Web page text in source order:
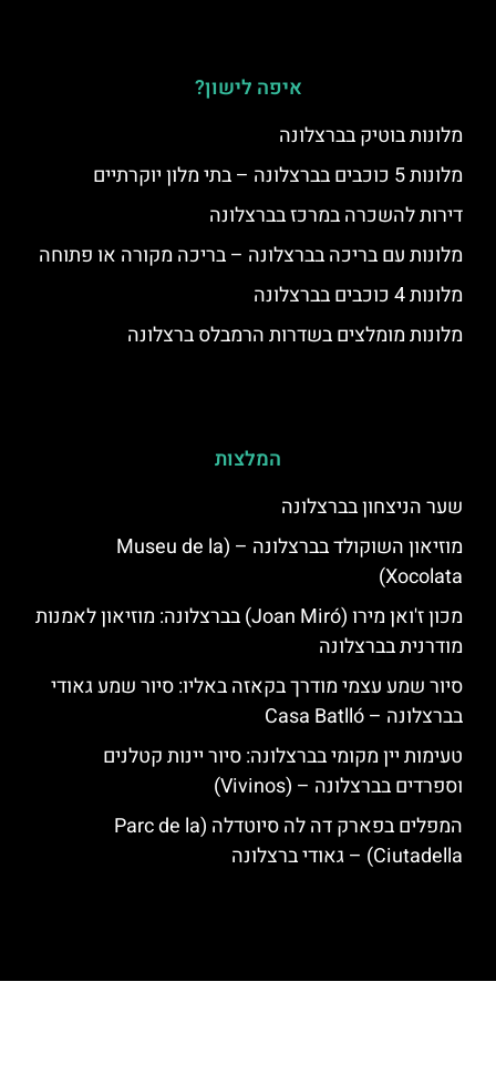
איפה לישון?
מלונות בוטיק בברצלונה
מלונות 5 כוכבים בברצלונה – בתי מלון יוקרתיים
דירות להשכרה במרכז בברצלונה
מלונות עם בריכה בברצלונה – בריכה מקורה או פתוחה
מלונות 4 כוכבים בברצלונה
מלונות מומלצים בשדרות הרמבלס ברצלונה
המלצות
שער הניצחון בברצלונה
מוזיאון השוקולד בברצלונה – (Museu de la
Xocolata)
מכון ז'ואן מירו (Joan Miró) בברצלונה: מוזיאון לאמנות
מודרנית בברצלונה
סיור שמע עצמי מודרך בקאזה באליו: סיור שמע גאודי
בברצלונה – Casa Batlló
טעימות יין מקומי בברצלונה: סיור יינות קטלנים
וספרדים בברצלונה – (Vivinos)
המפלים בפארק דה לה סיוטדלה (Parc de la
Ciutadella) – גאודי ברצלונה